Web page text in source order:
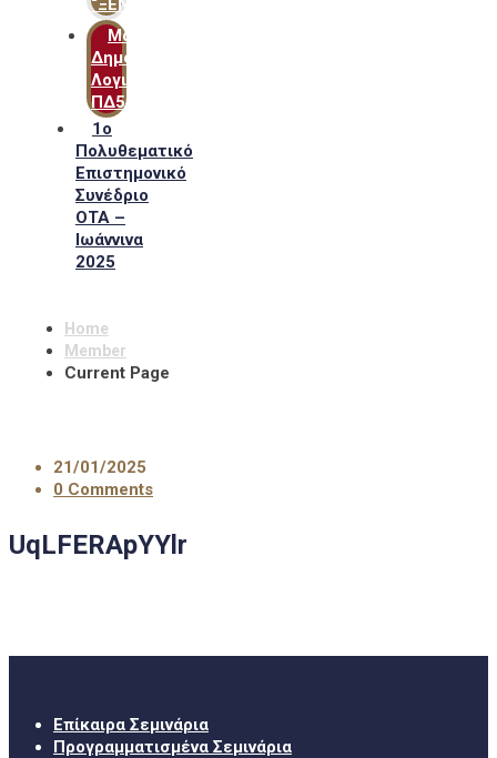
“ΞΕΝΟΦΩΝ”
Μακροχρόνιο
Δημόσιο
Λογιστικό
ΠΔ54
1ο
Πολυθεματικό
Επιστημονικό
Συνέδριο
ΟΤΑ –
Ιωάννινα
2025
Home
Member
Current Page
21/01/2025
0 Comments
UqLFERApYYlr
Επίκαιρα Σεμινάρια
Προγραμματισμένα Σεμινάρια